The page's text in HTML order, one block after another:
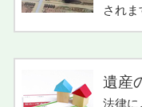
され
遺産
法律に